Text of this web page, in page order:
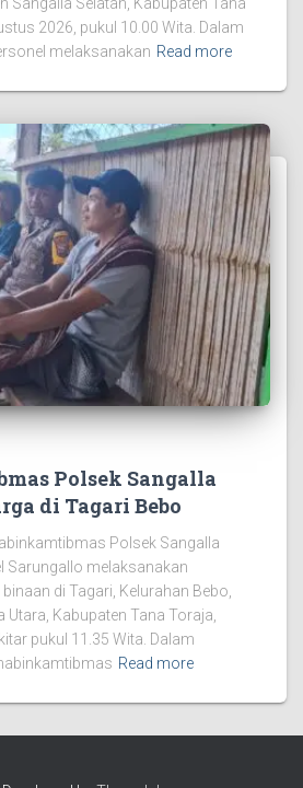
2026, pukul 10.00 Wita. Dalam
melaksanakan Read more
Polsek Sangalla
di Tagari Bebo
Polsek Sangalla
Sarungallo melaksanakan
di Tagari, Kelurahan Bebo,
Utara, Kabupaten Tana Toraja,
pukul 11.35 Wita. Dalam
Read more